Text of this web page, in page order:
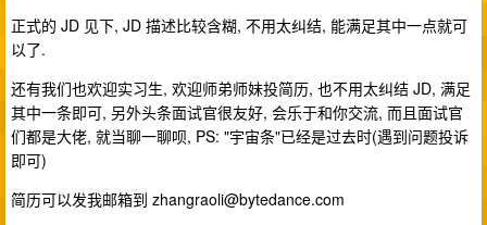
正式的 JD 见下, JD 描述比较含糊, 不用太纠结, 能满足其中一点就可
以了.
还有我们也欢迎实习生, 欢迎师弟师妹投简历, 也不用太纠结 JD, 满足
其中一条即可, 另外头条面试官很友好, 会乐于和你交流, 而且面试官
们都是大佬, 就当聊一聊呗, PS: "宇宙条"已经是过去时(遇到问题投诉
即可)
简历可以发我邮箱到 zhangraoli@bytedance.com